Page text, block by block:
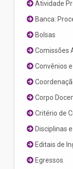
Atividade
Banca:
Bolsas
Comissões
Convênios
Corpo
Critério de
Disciplinas
Editais de
Egressos